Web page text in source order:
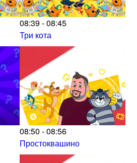
08:39 - 08:45
Три кота
08:50 - 08:56
Простоквашино